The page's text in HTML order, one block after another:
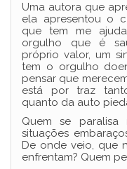
Uma autora que
ela apresentou o
que tem me
orgulho que é
próprio valor, um
tem o orgulho
pensar que
está por traz
quanto da auto
Quem se
situações
De onde veio, que
enfrentam? Quem